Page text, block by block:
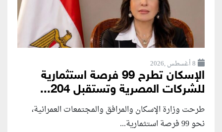
8 أغسطس ,2026
الإسكان تطرح 99 فرصة استثمارية
للشركات المصرية وتستقبل 204...
طرحت وزارة الإسكان والمرافق والمجتمعات العمرانية،
نحو 99 فرصة استثمارية...